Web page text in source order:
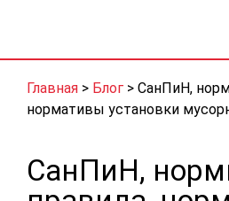
Главная > Блог > СанПиН,
нормативы установки
СанПиН,